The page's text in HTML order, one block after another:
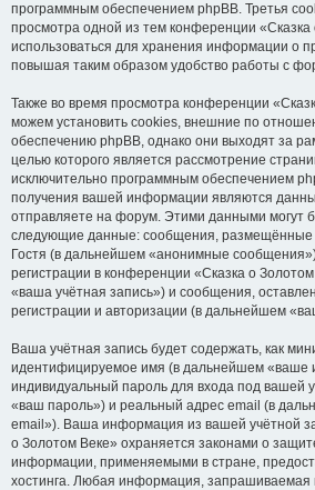
программным обеспечением phpBB. Третья
просмотра одной из тем конференции
использоваться для хранения информации о
повышая таким образом удобство работы с
Также во время просмотра конференции
можем установить cookies, внешние по
обеспечению phpBB, однако они выходят за
целью которого является рассмотрение
исключительно программным обеспечением
получения вашей информации являются
отправляете на форум. Этими данными могут
следующие данные: сообщения, размещённые
Гостя (в дальнейшем «анонимные
регистрации в конференции «Сказка о
«ваша учётная запись») и сообщения,
регистрации и авторизации (в дальнейшем
Ваша учётная запись будет содержать, как
идентифицируемое имя (в дальнейшем «ваше
индивидуальный пароль для входа под вашей
«ваш пароль») и реальный адрес email (в
email»). Ваша информация из вашей учётной
о Золотом Веке» охраняется законами о
информации, применяемыми в стране,
хостинга. Любая информация, запрашиваемая